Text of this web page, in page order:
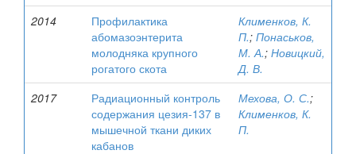
2014
Профилактика
абомазоэнтерита
молодняка крупного
рогатого скота
Клименков, К.
П.; Понаськов,
М. А.; Новицкий,
Д. В.
2017
Радиационный контроль
содержания цезия-137 в
мышечной ткани диких
кабанов
Мехова, О. С.;
Клименков, К.
П.